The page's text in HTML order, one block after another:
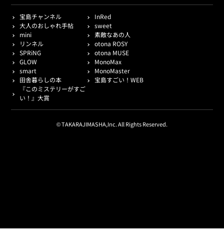
宝島チャンネル
InRed
大人のおしゃれ手帖
sweet
mini
素敵なあの人
リンネル
otona ROSY
SPRiNG
otona MUSE
GLOW
MonoMax
smart
MonoMaster
田舎暮らしの本
宝島すごい！WEB
『このミステリーがすご
い！』大賞
© TAKARAJIMASHA,Inc. All Rights Reserved.